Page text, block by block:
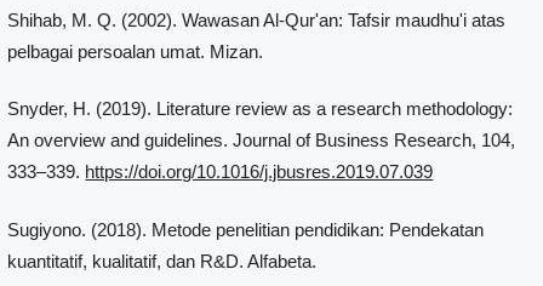
Shihab, M. Q. (2002). Wawasan Al-Qur'an: Tafsir maudhu'i atas
pelbagai persoalan umat. Mizan.
Snyder, H. (2019). Literature review as a research methodology:
An overview and guidelines. Journal of Business Research, 104,
333–339. https://doi.org/10.1016/j.jbusres.2019.07.039
Sugiyono. (2018). Metode penelitian pendidikan: Pendekatan
kuantitatif, kualitatif, dan R&D. Alfabeta.